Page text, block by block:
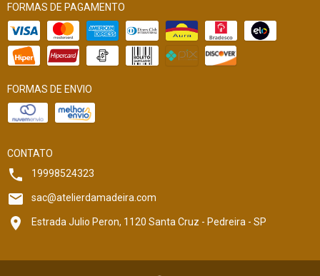
FORMAS DE PAGAMENTO
FORMAS DE ENVIO
CONTATO
19998524323
sac@atelierdamadeira.com
Estrada Julio Peron, 1120 Santa Cruz - Pedreira - SP